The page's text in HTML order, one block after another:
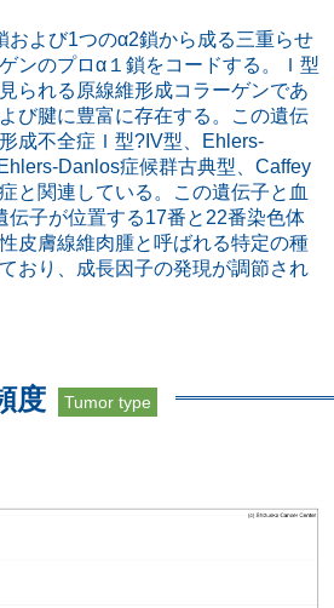
および1つのα2鎖から成る三重らせ
ンのプロα１鎖をコードする。Ｉ型
られる原線維形成コラーゲンであ
び腱に豊富に存在する。この遺伝
成不全症Ｉ型?IV型、Ehlers-
Danlos症候群古典型、Caffey
と関連している。この遺伝子と血
伝子が位置する17番と22番染色体
皮膚線維肉腫と呼ばれる特定の種
おり、成長因子の発現が調節され
度 Tumor type